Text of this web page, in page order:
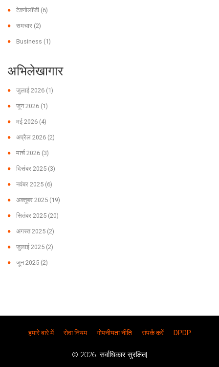
टेक्नोलॉजी (6)
समचार (2)
Business (1)
अभिलेखागार
जुलाई 2026 (1)
जून 2026 (1)
मई 2026 (4)
अप्रैल 2026 (2)
मार्च 2026 (3)
दिसंबर 2025 (3)
नवंबर 2025 (6)
अक्तूबर 2025 (19)
सितंबर 2025 (20)
अगस्त 2025 (2)
जुलाई 2025 (2)
जून 2025 (2)
हमारे बारे में सेवा नियम गोपनीयता नीति संपर्क करें DPDP
© 2026. सर्वाधिकार सुरक्षित|